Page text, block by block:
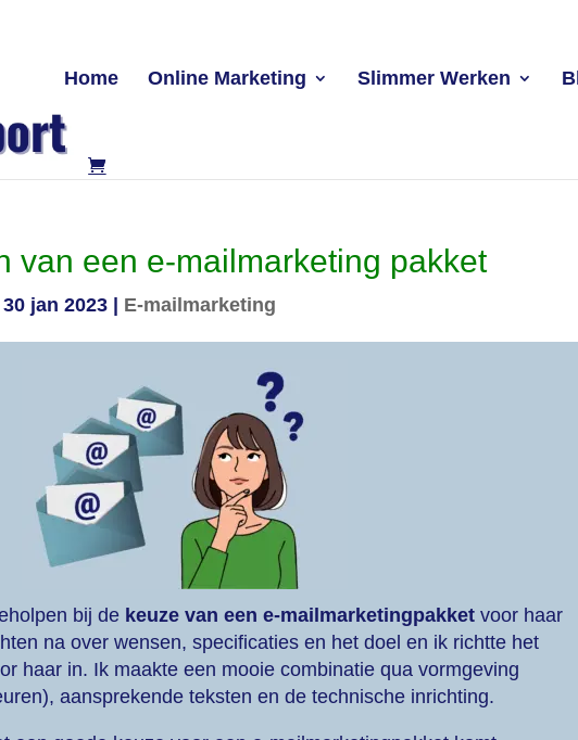
Home Online Marketing Slimmer Werken
van een e-mailmarketing pakket
30 jan 2023 E-mailmarketing
bij de keuze van een e-mailmarketingpakket voor haar
na over wensen, specificaties en het doel en ik richtte het
haar in. Ik maakte een mooie combinatie qua vormgeving
aansprekende teksten en de technische inrichting.